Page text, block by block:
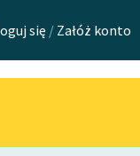
się / Załóż konto